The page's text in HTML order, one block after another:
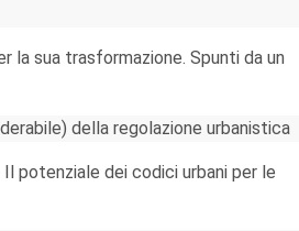
la sua trasformazione. Spunti da un
della regolazione urbanistica
potenziale dei codici urbani per le